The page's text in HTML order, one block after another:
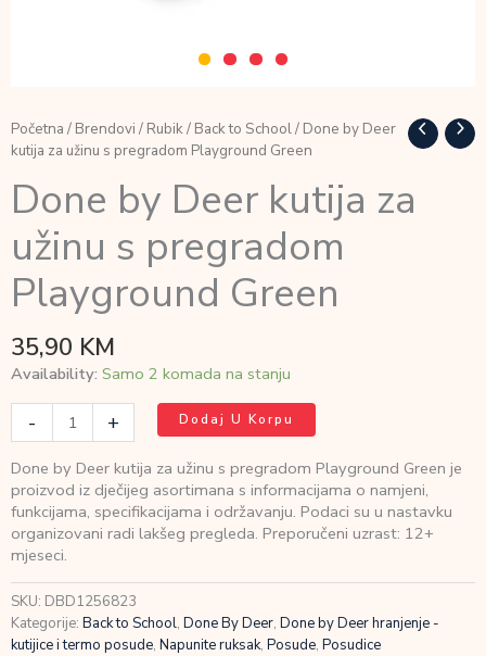
Početna / Brendovi / Rubik/ Back to School/ Done by Deer
kutija za užinu s pregradom Playground Green
Done by Deer kutija za
užinu s pregradom
Playground Green
35,90 KM
Availability: Samo 2 komada na stanju
-
kutija
za
užinu
s
pregradom
Playground
Green
količina
+ Dodaj U Korpu
Done by Deer kutija za užinu s pregradom Playground Green je
proizvod iz dječijeg asortimana s informacijama o namjeni,
funkcijama, specifikacijama i održavanju. Podaci su u nastavku
organizovani radi lakšeg pregleda. Preporučeni uzrast: 12+
mjeseci.
SKU: DBD1256823
Kategorije: Back to School, Done By Deer, Done by Deer hranjenje -
kutijice i termo posude, Napunite ruksak, Posude, Posudice